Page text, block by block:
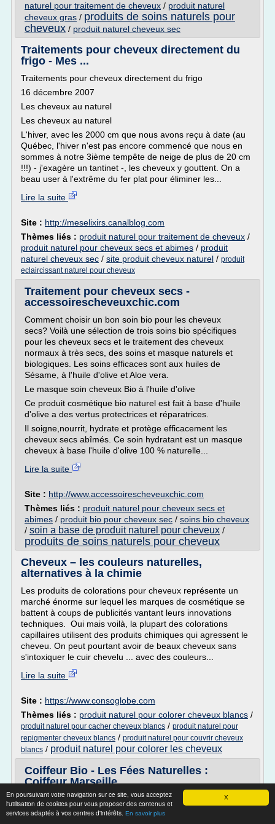
X
En poursuivant votre navigation sur ce site, vous acceptez
l'utilisation de cookies pour vous proposer des contenus et
services adaptés à vos centres d'intérêts. En savoir plus
naturel pour traitement de cheveux / produit naturel
cheveux gras / produits de soins naturels pour
cheveux / produit naturel cheveux sec
Traitements pour cheveux directement du
frigo - Mes ...
Traitements pour cheveux directement du frigo
16 décembre 2007
Les cheveux au naturel
Les cheveux au naturel
L'hiver, avec les 2000 cm que nous avons reçu à date (au
Québec, l'hiver n'est pas encore commencé que nous en
sommes à notre 3ième tempête de neige de plus de 20 cm
!!!) - j'exagère un tantinet -, les cheveux y gouttent. On a
beau user à l'extrême du fer plat pour éliminer les...
Lire la suite
Site : http://meselixirs.canalblog.com
Thèmes liés : produit naturel pour traitement de cheveux /
produit naturel pour cheveux secs et abimes / produit
naturel cheveux sec / site produit cheveux naturel / produit
eclaircissant naturel pour cheveux
Traitement pour cheveux secs -
accessoirescheveuxchic.com
Comment choisir un bon soin bio pour les cheveux
secs? Voilà une sélection de trois soins bio spécifiques
pour les cheveux secs et le traitement des cheveux
normaux à très secs, des soins et masque naturels et
biologiques. Les soins efficaces sont aux huiles de
Sésame, à l'huile d'olive et Aloe vera.
Le masque soin cheveux Bio à l'huile d'olive
Ce produit cosmétique bio naturel est fait à base d'huile
d'olive a des vertus protectrices et réparatrices.
Il soigne,nourrit, hydrate et protège efficacement les
cheveux secs abîmés. Ce soin hydratant est un masque
cheveux à base l'huile d'olive 100 % naturelle...
Lire la suite
Site : http://www.accessoirescheveuxchic.com
Thèmes liés : produit naturel pour cheveux secs et
abimes / produit bio pour cheveux sec / soins bio cheveux
/ soin a base de produit naturel pour cheveux /
produits de soins naturels pour cheveux
Cheveux – les couleurs naturelles,
alternatives à la chimie
Les produits de colorations pour cheveux représente un
marché énorme sur lequel les marques de cosmétique se
battent à coups de publicités vantant leurs innovations
techniques. Oui mais voilà, la plupart des colorations
capillaires utilisent des produits chimiques qui agressent le
cheveu. On peut pourtant avoir de beaux cheveux sans
s'intoxiquer le cuir chevelu ... avec des couleurs...
Lire la suite
Site : https://www.consoglobe.com
Thèmes liés : produit naturel pour colorer cheveux blancs /
produit naturel pour cacher cheveux blancs / produit naturel pour
repigmenter cheveux blancs / produit naturel pour couvrir cheveux
blancs / produit naturel pour colorer les cheveux
Coiffeur Bio - Les Fées Naturelles :
Coiffeur Marseille ...
Coiffeur Bio - Les Fées Naturelles
Coiffeur Bio - Les Fées Naturelles